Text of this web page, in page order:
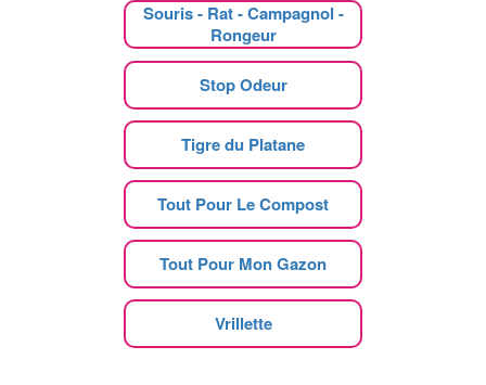
Souris - Rat - Campagnol -
Rongeur
Stop Odeur
Tigre du Platane
Tout Pour Le Compost
Tout Pour Mon Gazon
Vrillette